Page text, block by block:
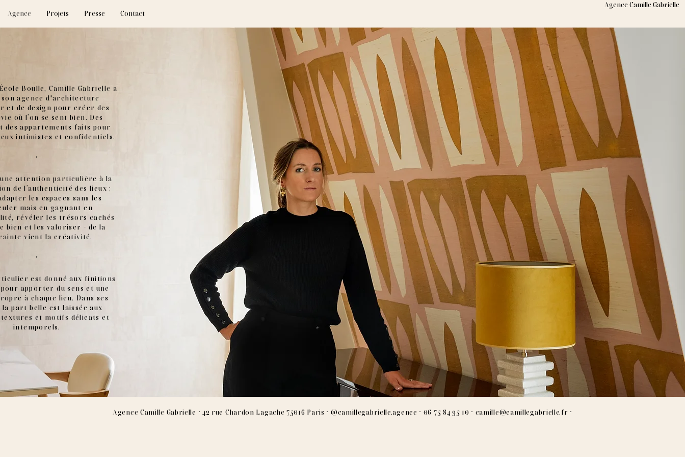
Agence Camille Gabrielle
Agence
Projets Presse Contact
Boulle, Camille Gabrielle a
agence d'architecture
et de design pour créer des
où l’on se sent bien. Des
des appartements faits pour
intimistes et confidentiels.
·
attention particulière à la
de l’authenticité des lieux ;
les espaces sans les
mais en gagnant en
révéler les trésors cachés
bien et les valoriser - de la
vient la créativité.
​·
est donné aux finitions
apporter du sens et une
à chaque lieu. Dans ses
part belle est laissée aux
et motifs délicats et
intemporels.
Agence Camille Gabrielle · 42 rue Chardon Lagache 75016 Paris · @camillegabrielle.agence · 06 75 84 95 10 · camille@camillegabrielle.fr ·